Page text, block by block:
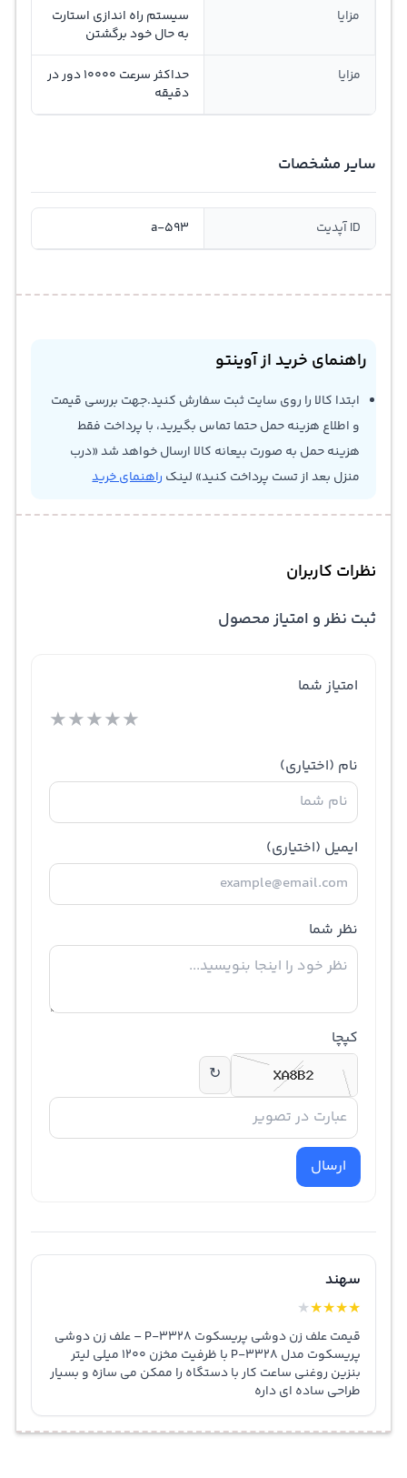
مزایا
سیستم راه اندازی استارت
به حال خود برگشتن
مزایا
حداکثر سرعت 10000 دور در
دقیقه
سایر مشخصات
ID آپدیت a-593
راهنمای خرید از آوینتو
ابتدا کالا را روی سایت ثبت سفارش کنید.جهت بررسی قیمت
و اطلاع هزینه حمل حتما تماس بگیرید، با پرداخت فقط
هزینه حمل به صورت بیعانه کالا ارسال خواهد شد «درب
منزل بعد از تست پرداخت کنید» لینک راهنمای خرید
نظرات کاربران
ثبت نظر و امتیاز محصول
امتیاز شما
★★★★★
نام (اختیاری)
ایمیل (اختیاری)
نظر شما
کپچا
↻
ارسال
سهند
★
★
★
★
★
قیمت علف زن دوشی پریسکوت P-3328 – علف زن دوشی
پریسکوت مدل P-3328 با ظرفیت مخزن 1200 میلی لیتر
بنزین روغنی ساعت کار با دستگاه را ممکن می سازه و بسیار
طراحی ساده ای داره